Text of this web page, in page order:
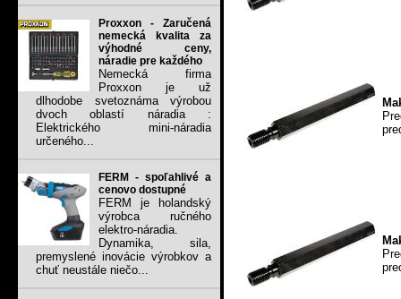
Proxxon - Zaručená
nemecká kvalita za
výhodné ceny,
náradie pre každého
Nemecká firma
Proxxon je už
dlhodobe svetoznáma výrobou
dvoch oblastí náradia :
Elektrického mini-náradia
určeného...
FERM - spoľahlivé a
cenovo dostupné
FERM je holandský
výrobca ručného
elektro-náradia.
Dynamika, sila,
premyslené inovácie výrobkov a
chuť neustále niečo...